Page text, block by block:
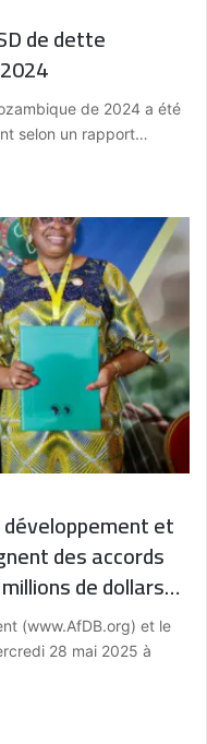
de dette
de 2024 a été
selon un rapport…
et
des accords
de dollars
(www.AfDB.org) et le
28 mai 2025 à